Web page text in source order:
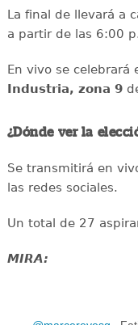
La final de llevará a
a partir de las 6:00
En vivo se celebrará
Industria, zona 9
¿Dónde ver la
Se transmitirá en
las redes sociales.
Un total de 27
MIRA: